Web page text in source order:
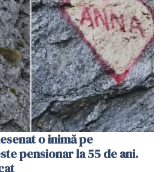
o inimă pe
pensionar la 55 de ani.